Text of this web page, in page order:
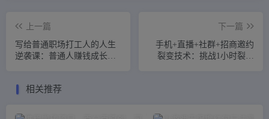
上一篇
写给普通职场打工人的人生
逆袭课：普通人赚钱成长课
下一篇
手机+直播+社群+招商邀约
裂变技术：挑战1小时裂变
相关推荐